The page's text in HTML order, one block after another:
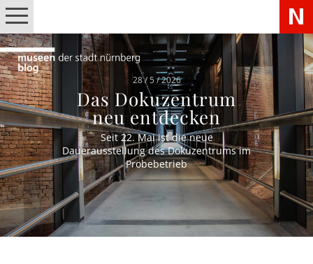
28 / 5 / 2026
Das Dokuzentrum
neu entdecken
Seit 22. Mai ist die neue
Dauerausstellung des Dokuzentrums im
Probebetrieb